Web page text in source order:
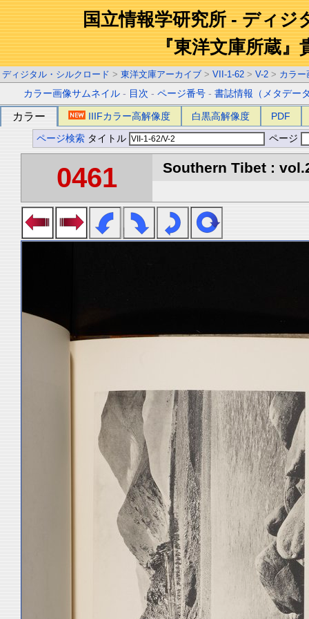
国立情報学研究所 - ディジ
『東洋文庫所蔵』
ディジタル・シルクロード > 東洋文庫アーカイブ > VII-1-62 > V-2 > カラー
カラー画像サムネイル - 目次 -ページ番号 -書誌情報（メタデー
カラー IIIFカラー高解像度 白黒高解像度 PDF
ページ検索 タイトル ページ
0461 Southern Tibet :